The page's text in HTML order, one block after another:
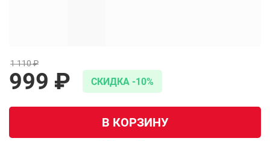
999 ₽
1 110 ₽
CКИДКА -10%
В КОРЗИНУ